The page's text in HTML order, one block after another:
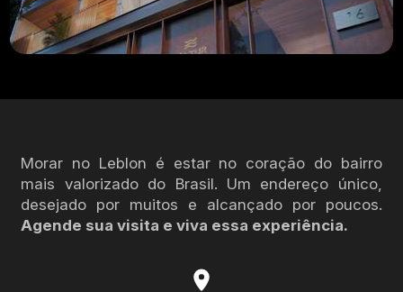
Morar no Leblon é estar no coração do bairro
mais valorizado do Brasil. Um endereço único,
desejado por muitos e alcançado por poucos.
Agende sua visita e viva essa experiência.